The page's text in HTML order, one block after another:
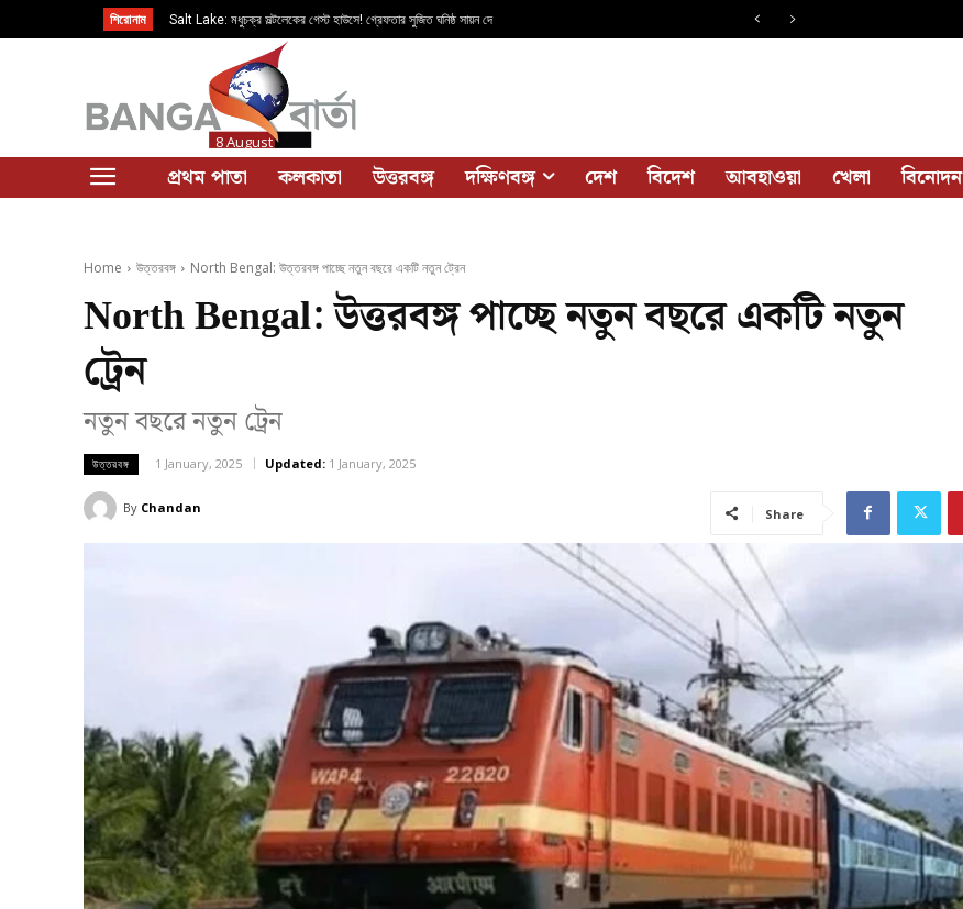
শিরোনাম Salt Lake: মধুচক্র সল্টলেকের গেস্ট হাউসে! গ্রেফতার সুজিত ঘনিষ্ঠ সায়ন দে
8 August
প্রথম পাতা কলকাতা উত্তরবঙ্গ দক্ষিণবঙ্গ দেশ বিদেশ আবহাওয়া খেলা বিনোদন
Home উত্তরবঙ্গ North Bengal: উত্তরবঙ্গ পাচ্ছে নতুন বছরে একটি নতুন ট্রেন
North Bengal: উত্তরবঙ্গ পাচ্ছে নতুন বছরে একটি নতুন
ট্রেন
নতুন বছরে নতুন ট্রেন
উত্তরবঙ্গ 1 January, 2025 Updated: 1 January, 2025
By Chandan Share